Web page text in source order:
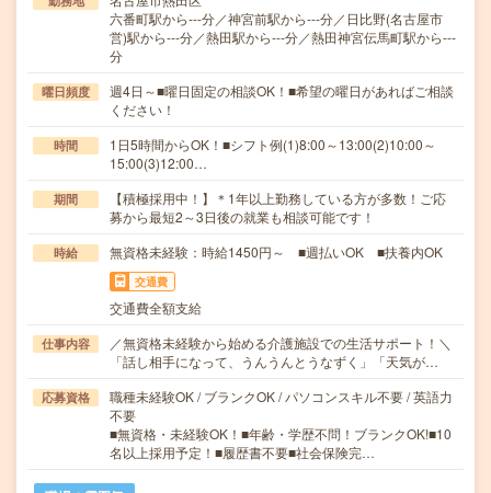
六番町駅から---分／神宮前駅から---分／日比野(名古屋市
営)駅から---分／熱田駅から---分／熱田神宮伝馬町駅から---
分
曜日頻度
週4日～■曜日固定の相談OK！■希望の曜日があればご相談
ください！
時間
1日5時間からOK！■シフト例(1)8:00～13:00(2)10:00～
15:00(3)12:00…
期間
【積極採用中！】＊1年以上勤務している方が多数！ご応
募から最短2～3日後の就業も相談可能です！
時給 無資格未経験：時給1450円～ ■週払いOK ■扶養内OK
交通費
交通費全額支給
仕事内容
／無資格未経験から始める介護施設での生活サポート！＼
「話し相手になって、うんうんとうなずく」「天気が…
応募資格
職種未経験OK / ブランクOK / パソコンスキル不要 / 英語力
不要
■無資格・未経験OK！■年齢・学歴不問！ブランクOK!■10
名以上採用予定！■履歴書不要■社会保険完…